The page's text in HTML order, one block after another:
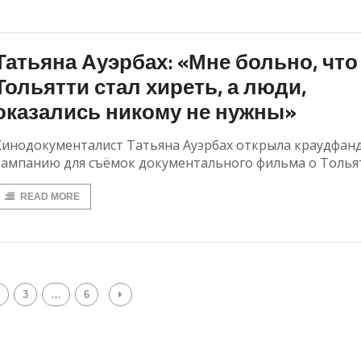
Ауэрбах: «Мне больно, что
стал хиреть, а люди,
никому не нужны»
Татьяна Ауэрбах открыла
для съёмок документального фильма о
READ MORE
3 … 6